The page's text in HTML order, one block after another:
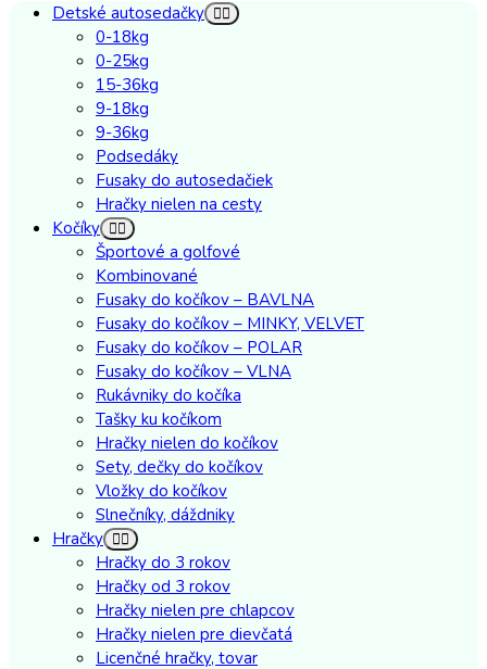
Detské autosedačky
0-18kg
0-25kg
15-36kg
9-18kg
9-36kg
Podsedáky
Fusaky do autosedačiek
Hračky nielen na cesty
Kočíky
Športové a golfové
Kombinované
Fusaky do kočíkov – BAVLNA
Fusaky do kočíkov – MINKY, VELVET
Fusaky do kočíkov – POLAR
Fusaky do kočíkov – VLNA
Rukávniky do kočíka
Tašky ku kočíkom
Hračky nielen do kočíkov
Sety, dečky do kočíkov
Vložky do kočíkov
Slnečníky, dáždniky
Hračky
Hračky do 3 rokov
Hračky od 3 rokov
Hračky nielen pre chlapcov
Hračky nielen pre dievčatá
Licenčné hračky, tovar